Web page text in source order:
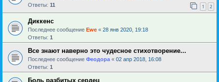
Ответы: 11 1 2
Диккенс
Последнее сообщение Ewe « 28 янв 2020, 19:18
Ответы: 1
Все знают наверно это чудесное стихотворение...
Последнее сообщение Феодора « 02 апр 2018, 16:08
Ответы: 1
Боль разбитых сердец